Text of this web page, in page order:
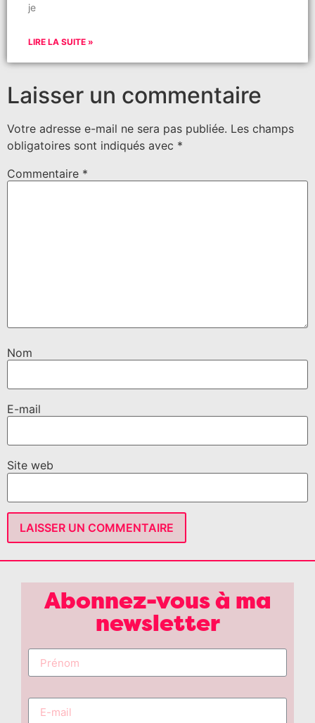
je
LIRE LA SUITE »
Laisser un commentaire
Votre adresse e-mail ne sera pas publiée. Les champs
obligatoires sont indiqués avec *
Commentaire *
Nom
E-mail
Site web
Abonnez-vous à ma
newsletter